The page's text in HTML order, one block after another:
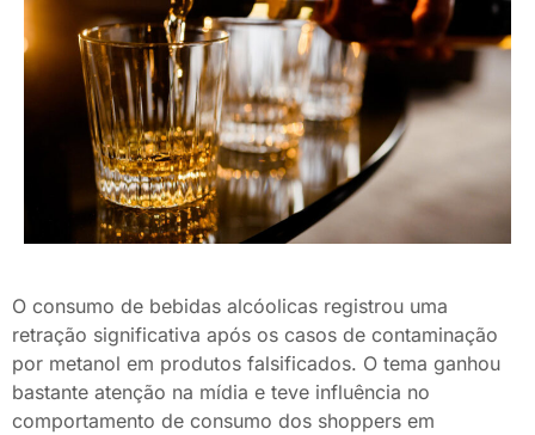
O consumo de bebidas alcóolicas registrou uma
retração significativa após os casos de contaminação
por metanol em produtos falsificados. O tema ganhou
bastante atenção na mídia e teve influência no
comportamento de consumo dos shoppers em